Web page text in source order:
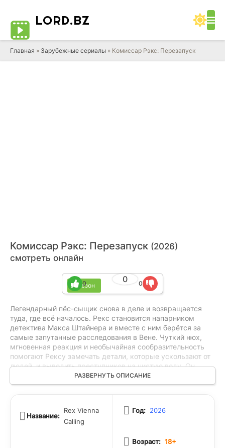
LORD.BZ
Главная » Зарубежные сериалы » Комиссар Рэкс: Перезапуск
Комиссар Рэкс: Перезапуск (2026)
смотреть онлайн
1 сезон
0
0 0
Легендарный пёс-сыщик снова в деле и возвращается
туда, где всё началось. Рекс становится напарником
детектива Макса Штайнера и вместе с ним берётся за
самые запутанные расследования в Вене. Чуткий нюх,
мгновенная реакция и необычайная сообразительность
помогают Рексу замечать детали, которые ускользают от
людей, и выводить преступников на чистую воду. Он
быстро находит след, распутывает цепочку улик и
нередко оказывается на шаг впереди злоумышленников.
прикрывает его и не раз спасает, когда ситуация выходит
из-под контроля.
РАЗВЕРНУТЬ ОПИСАНИЕ
Название:
Rex Vienna
Calling
Год: 2026
Возраст: 18+